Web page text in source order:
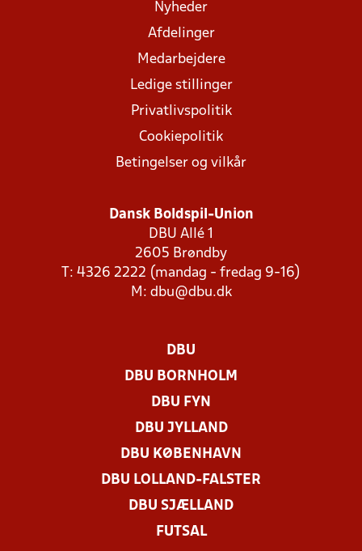
Nyheder
Afdelinger
Medarbejdere
Ledige stillinger
Privatlivspolitik
Cookiepolitik
Betingelser og vilkår
Dansk Boldspil-Union
DBU Allé 1
2605 Brøndby
T: 4326 2222 (mandag - fredag 9-16)
M: dbu@dbu.dk
DBU
DBU BORNHOLM
DBU FYN
DBU JYLLAND
DBU KØBENHAVN
DBU LOLLAND-FALSTER
DBU SJÆLLAND
FUTSAL